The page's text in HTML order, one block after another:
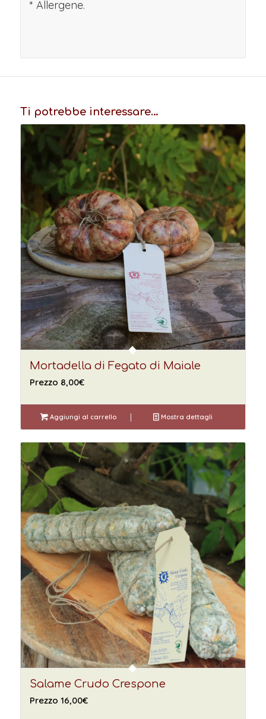
* Allergene.
Ti potrebbe interessare…
Mortadella di Fegato di Maiale
Prezzo 8,00€
Aggiungi al carrello Mostra dettagli
Salame Crudo Crespone
Prezzo 16,00€